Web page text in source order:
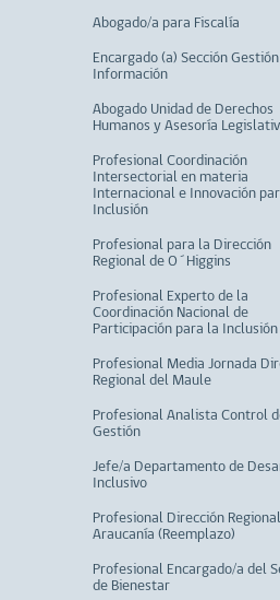
Abogado/a para Fiscalía
Encargado (a) Sección
Información
Abogado Unidad de Derechos
Humanos y Asesoría
Profesional Coordinación
Intersectorial en materia
Internacional e Innovación
Inclusión
Profesional para la Dirección
Regional de O´Higgins
Profesional Experto de la
Coordinación Nacional de
Participación para la Inclusión
Profesional Media Jornada
Regional del Maule
Profesional Analista Control
Gestión
Jefe/a Departamento de
Inclusivo
Profesional Dirección
Araucanía (Reemplazo)
Profesional Encargado/a del
de Bienestar